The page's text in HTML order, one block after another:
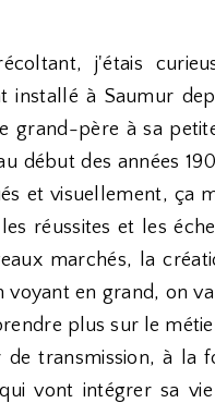
j'étais
installé à Saumur
grand-père à sa
début des années
et visuellement, ça
réussites et les
marchés, la
voyant en grand, on
plus sur le
transmission, à la
vont intégrer sa